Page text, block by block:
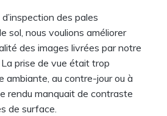
des pales
sol, nous voulions améliorer
des images livrées par notre
prise de vue était trop
ambiante, au contre-jour ou à
rendu manquait de contraste
de surface.